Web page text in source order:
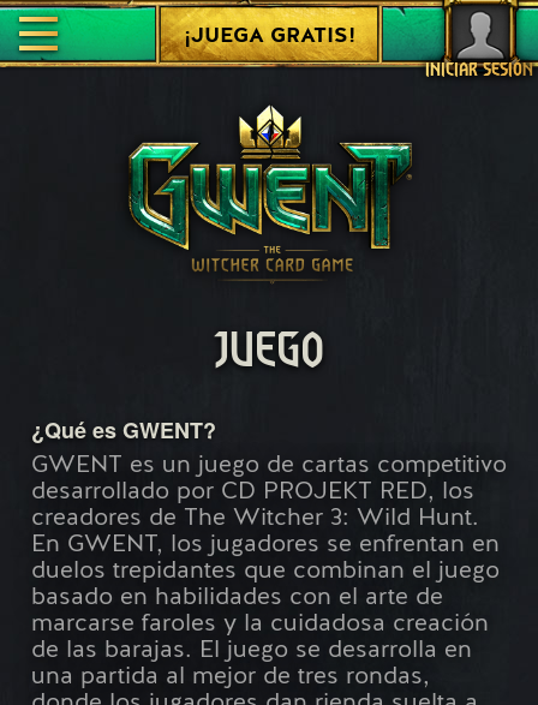
INICIAR SESIÓN
¡JUEGA GRATIS!
JUEGO
¿Qué es GWENT?
GWENT es un juego de cartas competitivo
desarrollado por CD PROJEKT RED, los
creadores de The Witcher 3: Wild Hunt.
En GWENT, los jugadores se enfrentan en
duelos trepidantes que combinan el juego
basado en habilidades con el arte de
marcarse faroles y la cuidadosa creación
de las barajas. El juego se desarrolla en
una partida al mejor de tres rondas,